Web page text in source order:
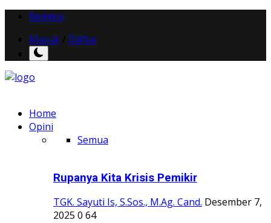
Redaksi
Masuk
Daftar
Home
Opini
Semua
Rupanya Kita Krisis Pemikir
TGK. Sayuti Is, S.Sos., M.Ag. Cand. Desember 7,
2025 0 64